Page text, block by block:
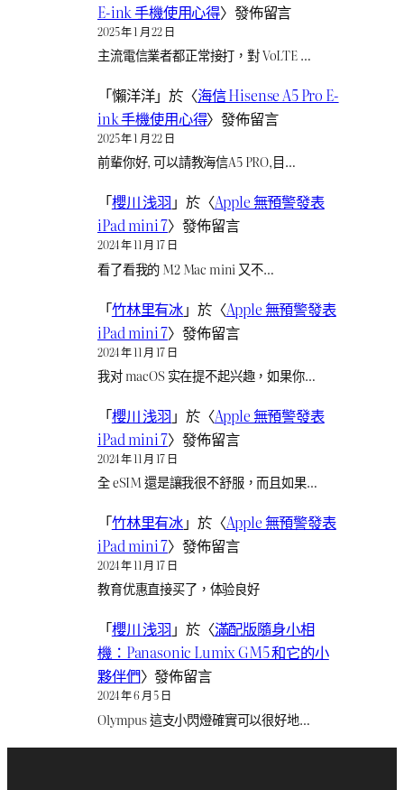
E-ink 手機使用心得〉發佈留言
2025 年 1 月 22 日
主流電信業者都正常接打，對 VoLTE …
「懶洋洋」於〈海信 Hisense A5 Pro E-
ink 手機使用心得〉發佈留言
2025 年 1 月 22 日
前輩你好, 可以請教海信A5 PRO,目…
「櫻川 浅羽 」於〈Apple 無預警發表
iPad mini 7〉發佈留言
2024 年 11 月 17 日
看了看我的 M2 Mac mini 又不…
「竹林里有冰」於〈Apple 無預警發表
iPad mini 7〉發佈留言
2024 年 11 月 17 日
我对 macOS 实在提不起兴趣，如果你…
「櫻川 浅羽 」於〈Apple 無預警發表
iPad mini 7〉發佈留言
2024 年 11 月 17 日
全 eSIM 還是讓我很不舒服，而且如果…
「竹林里有冰」於〈Apple 無預警發表
iPad mini 7〉發佈留言
2024 年 11 月 17 日
教育优惠直接买了，体验良好
「櫻川 浅羽 」於〈滿配版隨身小相
機：Panasonic Lumix GM5 和它的小
夥伴們〉發佈留言
2024 年 6 月 5 日
Olympus 這支小閃燈確實可以很好地…